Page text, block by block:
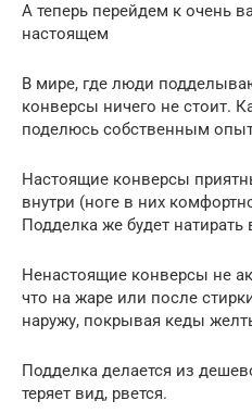
А теперь перейдем к очень
настоящем
В мире, где люди
конверсы ничего не стоит.
поделюсь собственным
Настоящие конверсы
внутри (ноге в них
Подделка же будет натирать
Ненастоящие конверсы не
что на жаре или после
наружу, покрывая кеды
Подделка делается из
теряет вид, рвется.